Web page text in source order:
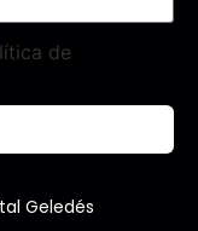
de
Geledés